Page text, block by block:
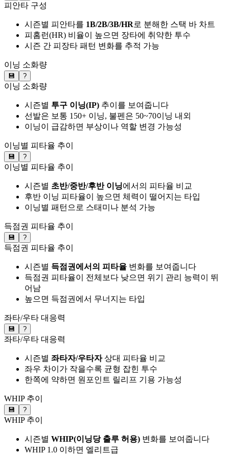
피안타 구성
시즌별 피안타를 1B/2B/3B/HR로 분해한 스택 바 차트
피홈런(HR) 비율이 높으면 장타에 취약한 투수
시즌 간 피장타 패턴 변화를 추적 가능
이닝 소화량
💾 ?
이닝 소화량
시즌별 투구 이닝(IP) 추이를 보여줍니다
선발은 보통 150+ 이닝, 불펜은 50~70이닝 내외
이닝이 급감하면 부상이나 역할 변경 가능성
이닝별 피타율 추이
💾 ?
이닝별 피타율 추이
시즌별 초반/중반/후반 이닝에서의 피타율 비교
후반 이닝 피타율이 높으면 체력이 떨어지는 타입
이닝별 패턴으로 스태미나 분석 가능
득점권 피타율 추이
💾 ?
득점권 피타율 추이
시즌별 득점권에서의 피타율 변화를 보여줍니다
득점권 피타율이 전체보다 낮으면 위기 관리 능력이 뛰
어남
높으면 득점권에서 무너지는 타입
좌타/우타 대응력
💾 ?
좌타/우타 대응력
시즌별 좌타자/우타자상대 피타율 비교
좌우 차이가 작을수록 균형 잡힌 투수
한쪽에 약하면 원포인트 릴리프 기용 가능성
WHIP 추이
💾 ?
WHIP 추이
시즌별 WHIP(이닝당 출루 허용) 변화를 보여줍니다
WHIP 1.0 이하면 엘리트급